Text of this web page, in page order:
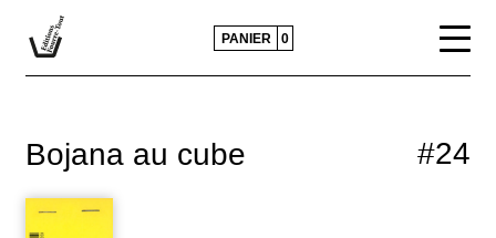
PANIER 0
Bojana au cube #24